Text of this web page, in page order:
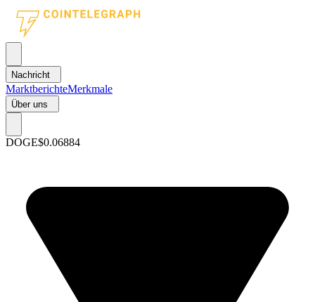
Nachricht
MarktberichteMerkmale
Über uns
DOGE$0.06884